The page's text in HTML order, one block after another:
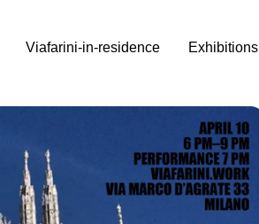
Viafarini-in-residence Exhibitions
by